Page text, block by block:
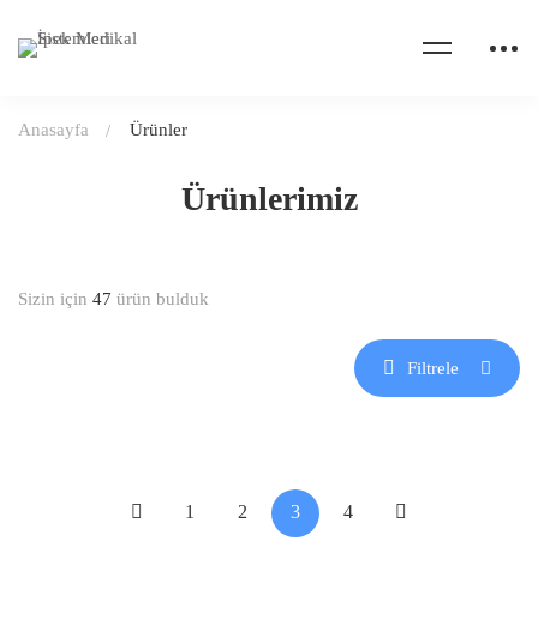
Ürünlerimiz
Anasayfa Ürünler
Sizin için 47 ürün bulduk
Filtrele
1 2 3 4